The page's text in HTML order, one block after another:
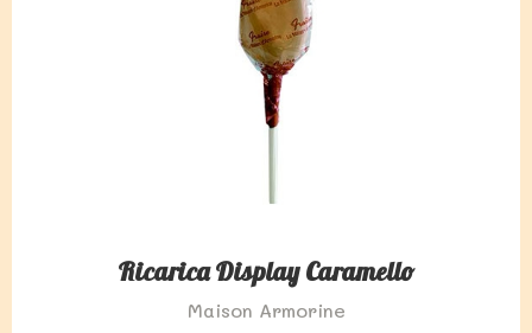
Ricarica Display Caramello
Maison Armorine